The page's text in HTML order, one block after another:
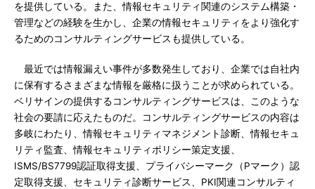
を提供している。また、情報セキュリティ関連のシステム構築・
管理などの経験を生かし、企業の情報セキュリティをより強化す
るためのコンサルティングサービスも提供している。
最近では情報漏えい事件が多数発生しており、企業では自社内
に保有するさまざまな情報を厳格に扱うことが求められている。
ベリサインの提供するコンサルティングサービスは、このような
社会の要請に応えたものだ。コンサルティングサービスの内容は
多岐にわたり、情報セキュリティマネジメント診断、情報セキュ
リティ監査、情報セキュリティポリシー策定支援、
ISMS/BS7799認証取得支援、プライバシーマーク（Pマーク）認
定取得支援、セキュリティ診断サービス、PKI関連コンサルティ